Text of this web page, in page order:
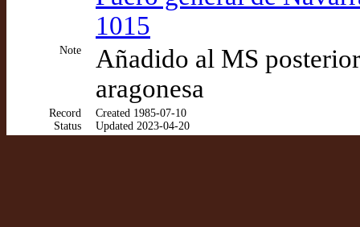
1015
Note
Añadido al MS
aragonesa
Record
Status
Created 1985-07-10
Updated 2023-04-20